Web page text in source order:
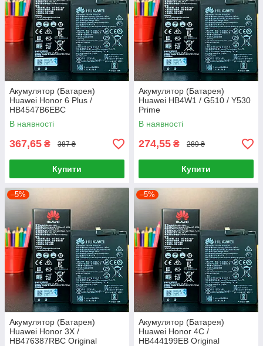
Акумулятор (Батарея)
Huawei Honor 6 Plus /
HB4547B6EBC
В наявності
367,65 ₴ 387 ₴
Купити
Акумулятор (Батарея)
Huawei HB4W1 / G510 / Y530
Prime
В наявності
274,55 ₴ 289 ₴
Купити
–5%
Акумулятор (Батарея)
Huawei Honor 3X /
HB476387RBC Original
–5%
Акумулятор (Батарея)
Huawei Honor 4C /
HB444199EB Original